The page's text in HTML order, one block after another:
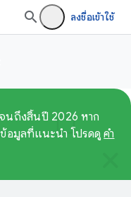
ลงชื่อเข้าใช้
นถึงสิ้นปี 2026 หาก
ข้อมูลที่แนะนำ โปรดดูคำ